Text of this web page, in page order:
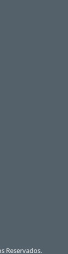
Reservados.